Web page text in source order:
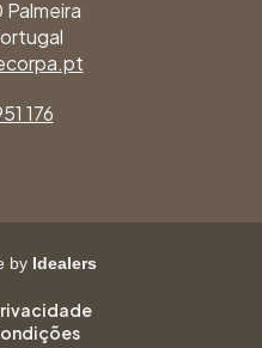
176
by Idealers